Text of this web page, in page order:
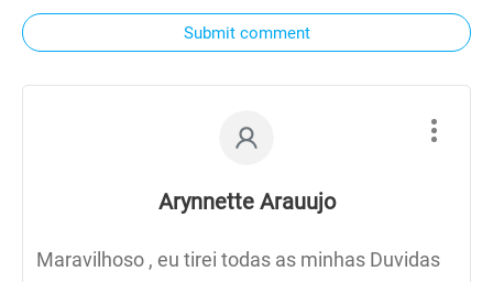
Submit comment
Arynnette Arauujo
Maravilhoso , eu tirei todas as minhas Duvidas